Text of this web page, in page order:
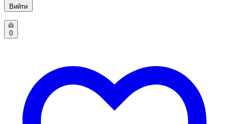
Вийти
0